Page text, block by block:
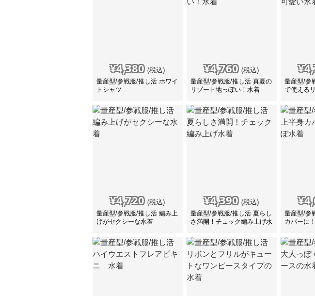
¥4,380 (税込)
量産型/参戦服/推し活 ホワイ
トシャツ
¥4,760 (税込)
量産型/参戦服/推し活 真夏の
リゾート地っぽい！水着
¥
量産型/参
で使える
¥4,720 (税込)
量産型/参戦服/推し活 編み上
げがセクシーな水着
¥4,390 (税込)
量産型/参戦服/推し活 夏らし
さ満開！チェック編み上げ水
¥
量産型/参
カバーに